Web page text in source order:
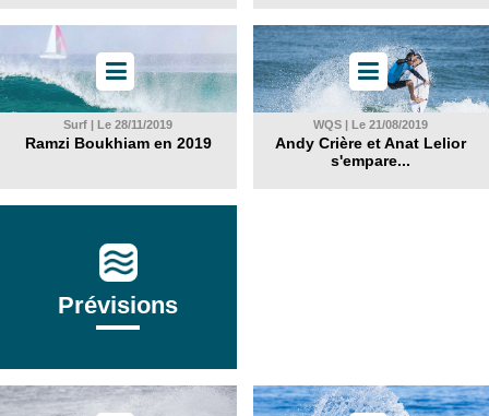
Surf | Le 28/11/2019
Ramzi Boukhiam en 2019
WQS | Le 21/08/2019
Andy Crière et Anat Lelior
s'empare...
Prévisions